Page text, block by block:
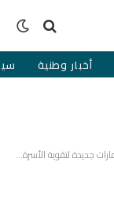
أخبار وطنية